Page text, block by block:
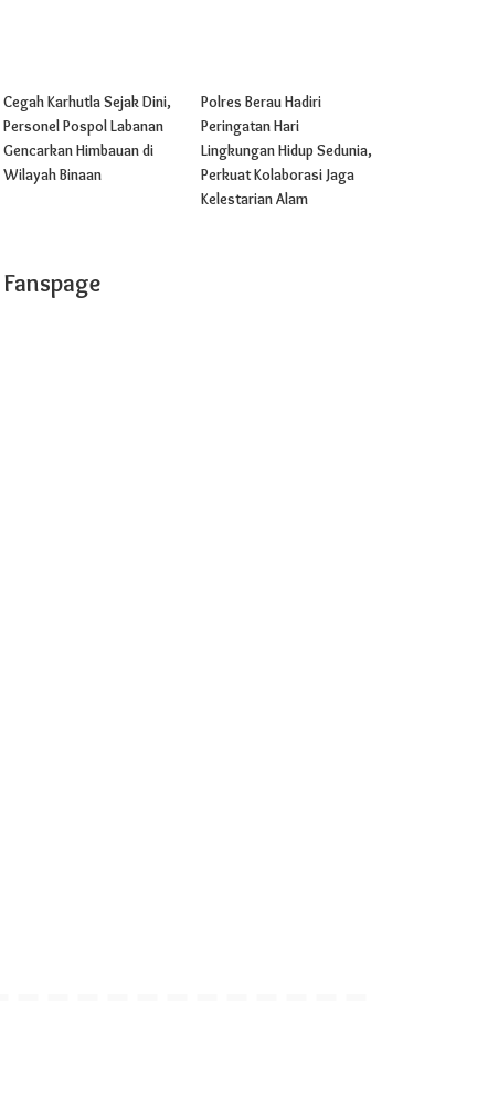
Cegah Karhutla Sejak Dini,
Personel Pospol Labanan
Gencarkan Himbauan di
Wilayah Binaan
Polres Berau Hadiri
Peringatan Hari
Lingkungan Hidup Sedunia,
Perkuat Kolaborasi Jaga
Kelestarian Alam
Fanspage